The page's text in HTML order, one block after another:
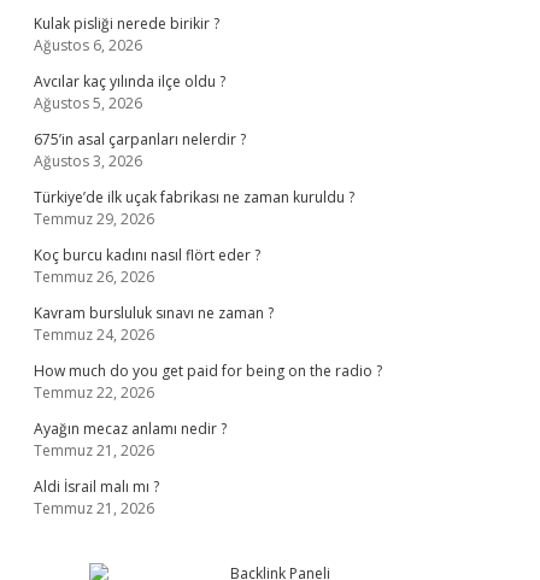
Kulak pisliği nerede birikir ?
Ağustos 6, 2026
Avcılar kaç yılında ilçe oldu ?
Ağustos 5, 2026
675’in asal çarpanları nelerdir ?
Ağustos 3, 2026
Türkiye’de ilk uçak fabrikası ne zaman kuruldu ?
Temmuz 29, 2026
Koç burcu kadını nasıl flört eder ?
Temmuz 26, 2026
Kavram bursluluk sınavı ne zaman ?
Temmuz 24, 2026
How much do you get paid for being on the radio ?
Temmuz 22, 2026
Ayağın mecaz anlamı nedir ?
Temmuz 21, 2026
Aldi İsrail malı mı ?
Temmuz 21, 2026